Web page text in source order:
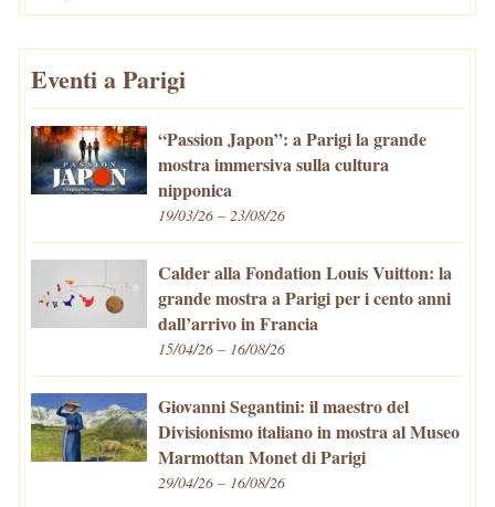
Eventi a Parigi
“Passion Japon”: a Parigi la grande
mostra immersiva sulla cultura
nipponica
19/03/26 – 23/08/26
Calder alla Fondation Louis Vuitton: la
grande mostra a Parigi per i cento anni
dall’arrivo in Francia
15/04/26 – 16/08/26
Giovanni Segantini: il maestro del
Divisionismo italiano in mostra al Museo
Marmottan Monet di Parigi
29/04/26 – 16/08/26